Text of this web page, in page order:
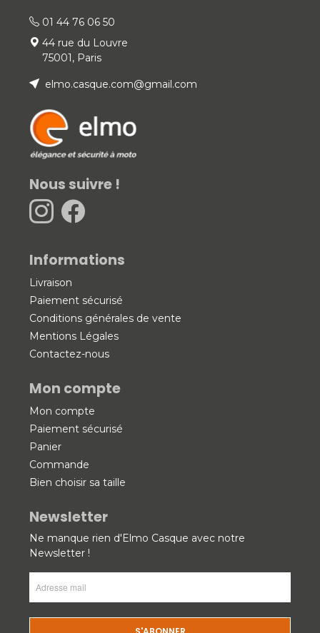
01 44 76 06 50
44 rue du Louvre
75001, Paris
elmo.casque.com@gmail.com
Nous suivre !
Informations
Livraison
Paiement sécurisé
Conditions générales de vente
Mentions Légales
Contactez-nous
Mon compte
Mon compte
Paiement sécurisé
Panier
Commande
Bien choisir sa taille
Newsletter
Ne manque rien d'Elmo Casque avec notre
Newsletter !
(Nécessaire)
CAPTCHA